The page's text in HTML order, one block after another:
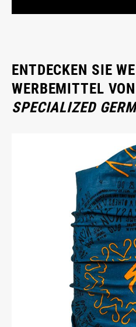
ENTDECKEN SIE
WERBEMITTEL VON
SPECIALIZED